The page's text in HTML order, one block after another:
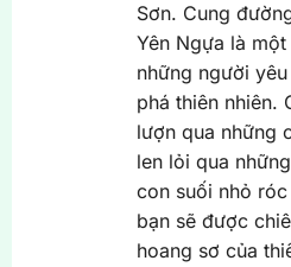
Sơn. Cung
Yên Ngựa là
những người
phá thiên nhiên.
lượn qua những
len lỏi qua
con suối nhỏ
bạn sẽ được
hoang sơ của